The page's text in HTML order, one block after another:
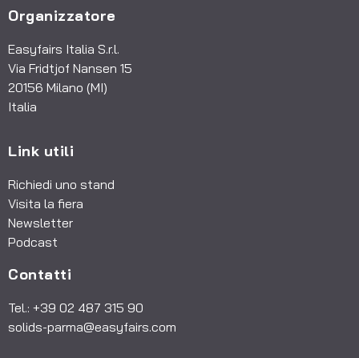
Organizzatore
Easyfairs Italia S.r.l.
Via Fridtjof Nansen 15
20156 Milano (MI)
Italia
Link utili
Richiedi uno stand
Visita la fiera
Newsletter
Podcast
Contatti
Tel.: +39 02 487 315 90
solids-parma@easyfairs.com